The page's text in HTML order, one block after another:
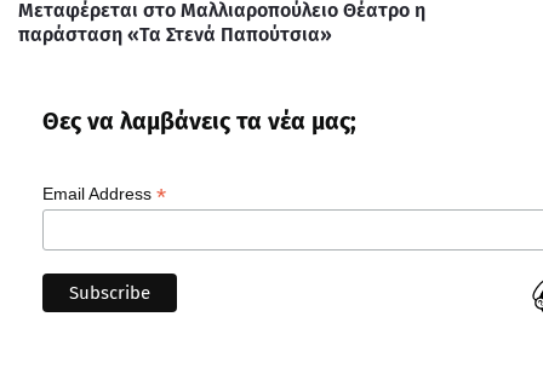
Μεταφέρεται στο Μαλλιαροπούλειο Θέατρο η
παράσταση «Τα Στενά Παπούτσια»
Θες να λαμβάνεις τα νέα μας;
Email Address *